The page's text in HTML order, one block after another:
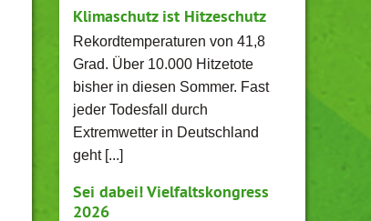
Klimaschutz ist Hitzeschutz
Rekordtemperaturen von 41,8
Grad. Über 10.000 Hitzetote
bisher in diesen Sommer. Fast
jeder Todesfall durch
Extremwetter in Deutschland
geht [...]
Sei dabei! Vielfaltskongress
2026